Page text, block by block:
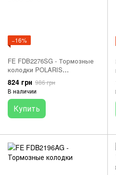
−16%
FE FDB2276SG - Тормозные
колодки POLARIS
SCRAMBLER, SPORTSMAN
550/850/1000 2009-2016
824 грн 986 грн
В наличии
Купить